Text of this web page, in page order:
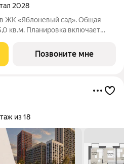
2028
ЖК «Яблоневый сад». Общая
кв.м. Планировка включает
4,0 кв.м. Квартира в ЖК
Позвоните мне
из 18